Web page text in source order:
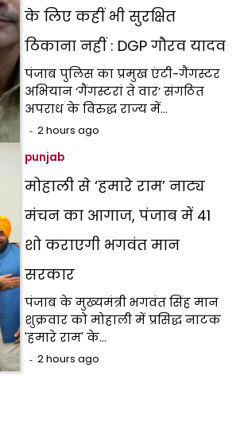
के लिए कहीं भी सुरक्षित
ठिकाना नहीं : DGP गौरव यादव
पंजाब पुलिस का प्रमुख एंटी-गैंगस्टर
अभियान ‘गैंगस्टरां ते वार’ संगठित
अपराध के विरुद्ध राज्य में…
2 hours ago
punjab
मोहाली से ‘हमारे राम’ नाट्य
मंचन का आगाज, पंजाब में 41
शो कराएगी भगवंत मान
सरकार
पंजाब के मुख्यमंत्री भगवंत सिंह मान
शुक्रवार को मोहाली में प्रसिद्ध नाटक
'हमारे राम' के…
2 hours ago